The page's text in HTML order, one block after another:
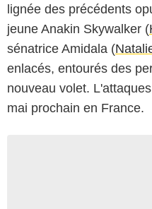
lignée des précédents
jeune Anakin Skywalker (
sénatrice Amidala (
enlacés, entourés des
nouveau volet.
mai prochain en France.